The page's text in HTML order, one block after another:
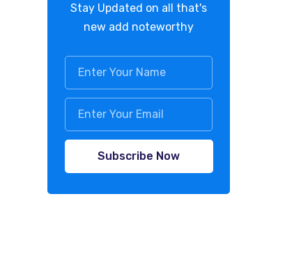
Stay Updated on all that's
new add noteworthy
Subscribe Now